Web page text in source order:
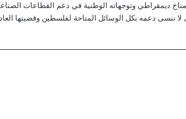
ديمقراطي وتوجهاته الوطنية في دعم القطاعات
لا ننسى دعمه بكل الوسائل المتاحة لفلسطين وقضيتها